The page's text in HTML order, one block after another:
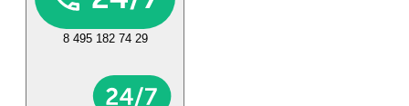
8 495 182 74 29